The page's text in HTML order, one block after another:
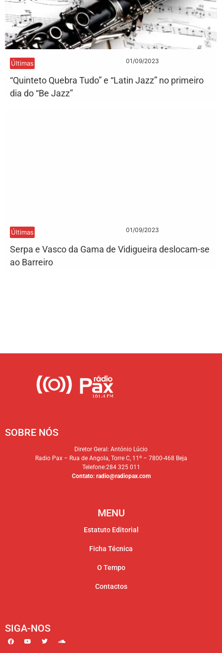
Últimas 01/09/2023
“Quinteto Quebra Tudo” e “Latin Jazz” no primeiro
dia do “Be Jazz”
Últimas 01/09/2023
Serpa e Vasco da Gama de Vidigueira deslocam-se
ao Barreiro
SOBRE NÓS
Diretor Geral: António Lúcio
Radio Pax – Rua de Angola, Torre C, 11º – 7800-468 Beja
Telefone:284 325 011
Contato: radio@radiopax.com
SIGA-NOS
MENU
Estatuto Editorial
Ficha Técnica
O Tempo
Contactos